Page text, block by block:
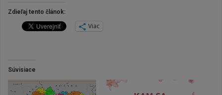
Zdieľaj tento článok:
Viac
Súvisiace